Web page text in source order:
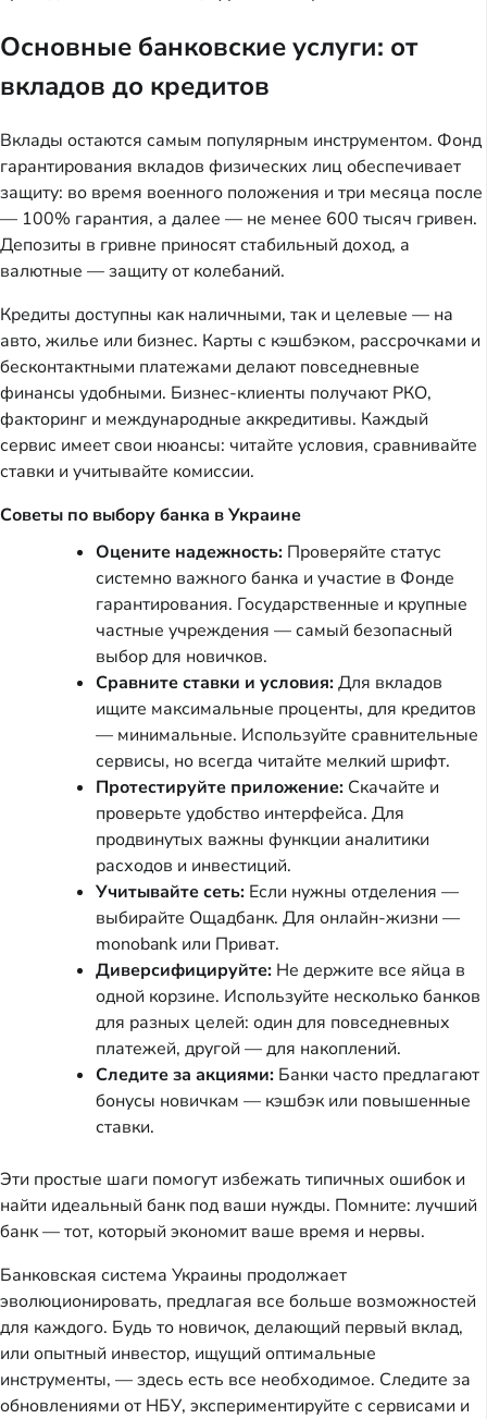
Основные банковские услуги: от
вкладов до кредитов
Вклады остаются самым популярным инструментом. Фонд
гарантирования вкладов физических лиц обеспечивает
защиту: во время военного положения и три месяца после
— 100% гарантия, а далее — не менее 600 тысяч гривен.
Депозиты в гривне приносят стабильный доход, а
валютные — защиту от колебаний.
Кредиты доступны как наличными, так и целевые — на
авто, жилье или бизнес. Карты с кэшбэком, рассрочками и
бесконтактными платежами делают повседневные
финансы удобными. Бизнес-клиенты получают РКО,
факторинг и международные аккредитивы. Каждый
сервис имеет свои нюансы: читайте условия, сравнивайте
ставки и учитывайте комиссии.
Советы по выбору банка в Украине
Оцените надежность: Проверяйте статус
системно важного банка и участие в Фонде
гарантирования. Государственные и крупные
частные учреждения — самый безопасный
выбор для новичков.
Сравните ставки и условия:Для вкладов
ищите максимальные проценты, для кредитов
— минимальные. Используйте сравнительные
сервисы, но всегда читайте мелкий шрифт.
Протестируйте приложение: Скачайте и
проверьте удобство интерфейса. Для
продвинутых важны функции аналитики
расходов и инвестиций.
Учитывайте сеть: Если нужны отделения —
выбирайте Ощадбанк. Для онлайн-жизни —
monobank или Приват.
Диверсифицируйте: Не держите все яйца в
одной корзине. Используйте несколько банков
для разных целей: один для повседневных
платежей, другой — для накоплений.
Следите за акциями: Банки часто предлагают
бонусы новичкам — кэшбэк или повышенные
ставки.
Эти простые шаги помогут избежать типичных ошибок и
найти идеальный банк под ваши нужды. Помните: лучший
банк — тот, который экономит ваше время и нервы.
Банковская система Украины продолжает
эволюционировать, предлагая все больше возможностей
для каждого. Будь то новичок, делающий первый вклад,
или опытный инвестор, ищущий оптимальные
инструменты, — здесь есть все необходимое. Следите за
обновлениями от НБУ, экспериментируйте с сервисами и